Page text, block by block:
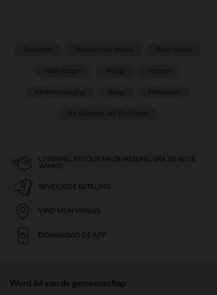
LEVERING, RETOUR EN OMRUILING GRATIS IN DE
WINKEL
BEVEILIGDE BETALING
VIND MIJN WINKEL
DOWNLOAD DE APP
Word lid van de gemeenschap